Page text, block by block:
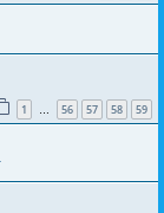
1 … 56 57 58 59